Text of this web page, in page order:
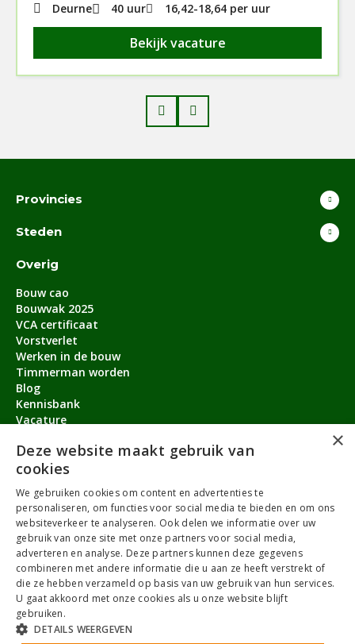
Deurne 40 uur 16,42-18,64 per uur
Bekijk vacature
Prev
Provincies
Steden
Overig
Bouw cao
Bouwvak 2025
VCA certificaat
Vorstverlet
Werken in de bouw
Timmerman worden
Blog
Kennisbank
Vacature
Contact
Over ons
service@timmermanvacature.nl
088-7060802
Facebook
YoutubeLinkedInInstagram
×
Deze website maakt gebruik van
cookies
We gebruiken cookies om content en advertenties te
personaliseren, om functies voor social media te bieden en om ons
websiteverkeer te analyseren. Ook delen we informatie over uw
gebruik van onze site met onze partners voor social media,
adverteren en analyse. Deze partners kunnen deze gegevens
combineren met andere informatie die u aan ze heeft verstrekt of
die ze hebben verzameld op basis van uw gebruik van hun services.
U gaat akkoord met onze cookies als u onze website blijft
gebruiken.
DETAILS WEERGEVEN